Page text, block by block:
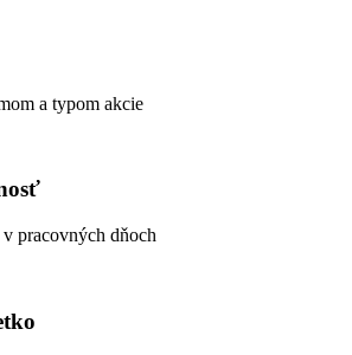
a typom akcie
pracovných dňoch